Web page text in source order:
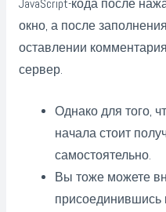
JavaScript-кода после
окно, а после
оставлении
сервер.
Однако для того,
начала стоит
самостоятельно.
Вы тоже можете
присоединившись